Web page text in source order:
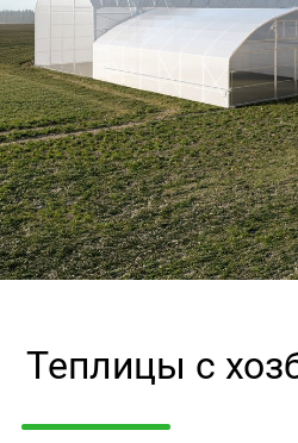
Теплицы с